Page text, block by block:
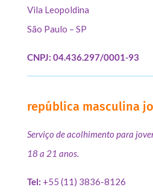
Vila Leopoldina
São Paulo – SP
CNPJ: 04.436.297/0001-93
república masculina
Serviço de acolhimento para
18 a 21 anos.
Tel: +55 (11) 3836-8126